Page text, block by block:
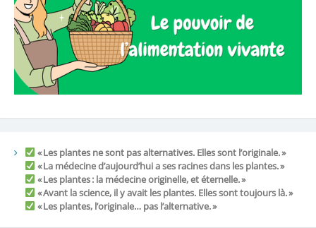
« Les plantes ne sont pas alternatives. Elles sont l’originale. »
« La médecine d’aujourd’hui a ses racines dans les plantes. »
« Les plantes : la médecine originelle, et éternelle. »
« Avant la science, il y avait les plantes. Elles sont toujours là. »
« Les plantes, l’originale… pas l’alternative. »